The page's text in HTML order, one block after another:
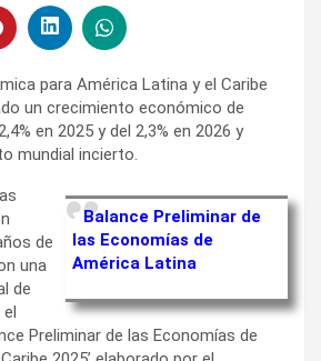
para América Latina y el Caribe
un crecimiento económico de
en 2025 y del 2,3% en 2026 y
mundial incierto.
Balance Preliminar de
las Economías de
América Latina
de
una
de
el
Preliminar de las Economías de